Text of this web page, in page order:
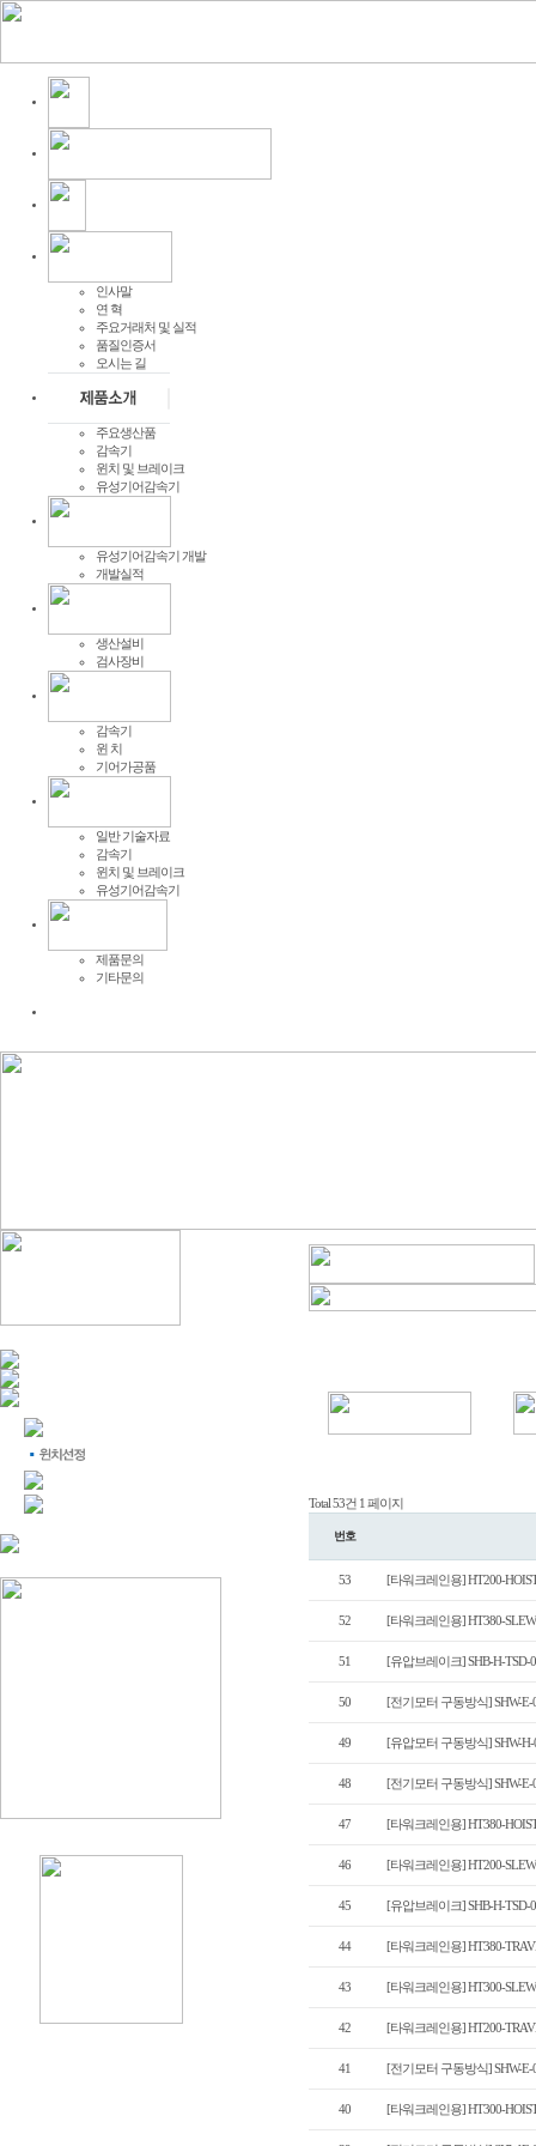
인사말
연 혁
주요거래처 및 실적
품질인증서
오시는 길
주요생산품
감속기
윈치 및 브레이크
유성기어감속기
유성기어감속기 개발
개발실적
생산설비
검사장비
감속기
윈 치
기어가공품
일반 기술자료
감속기
윈치 및 브레이크
유성기어감속기
제품문의
기타문의
Total 53건 1 페이지
번호
53 [타워크레인용] HT200-
52 [타워크레인용] HT380-
51 [유압브레이크] SHB-H-TSD-
50 [전기모터 구동방식] SHW-E-
49 [유압모터 구동방식] SHW-
48 [전기모터 구동방식] SHW-E-
47 [타워크레인용] HT380-
46 [타워크레인용] HT200-
45 [유압브레이크] SHB-H-TSD-
44 [타워크레인용] HT380-
43 [타워크레인용] HT300-
42 [타워크레인용] HT200-
41 [전기모터 구동방식] SHW-E-
40 [타워크레인용] HT300-